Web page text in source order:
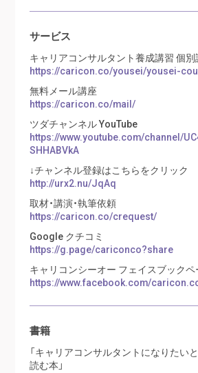
サービス
キャリアコンサルタント養成講習 個別
https://caricon.co/yousei/yousei-
無料メール講座
https://caricon.co/mail/
ツダチャンネル YouTube
https://www.youtube.com/channel/
SHHABVkA
↓チャンネル登録はこちらをクリック
http://urx2.nu/JqAq
取材・講演・執筆依頼
https://caricon.co/crequest/
Google クチコミ
https://g.page/cariconco?share
キャリコンシーオー フェイスブックペ
https://www.facebook.com/
書籍
「キャリアコンサルタントになりたい
読む本」